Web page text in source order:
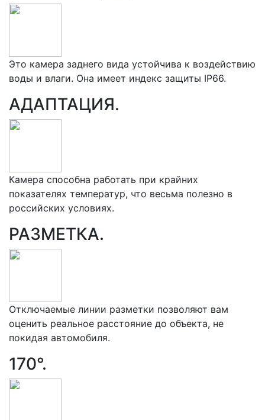
Это камера заднего вида устойчива к воздействию
воды и влаги. Она имеет индекс защиты IP66.
АДАПТАЦИЯ.
Камера способна работать при крайних
показателях температур, что весьма полезно в
российских условиях.
РАЗМЕТКА.
Отключаемые линии разметки позволяют вам
оценить реальное расстояние до объекта, не
покидая автомобиля.
170°.